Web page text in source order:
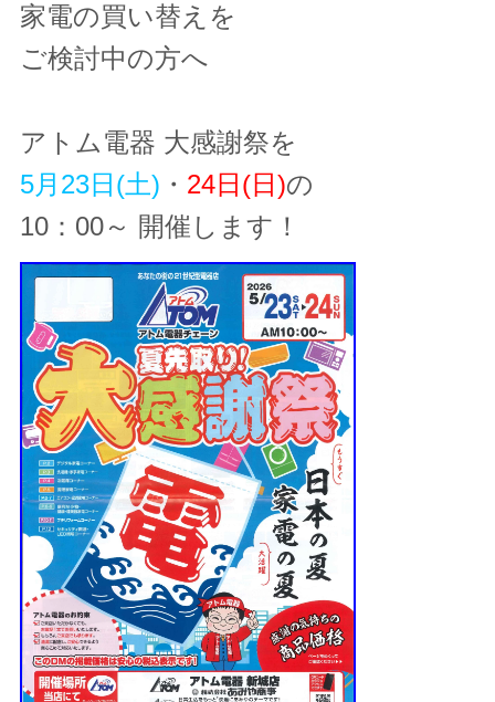
家電の買い替えを
ご検討中の方へ
アトム電器 大感謝祭を
5月23日(土) ・ 24日(日)の
10：00～ 開催します！